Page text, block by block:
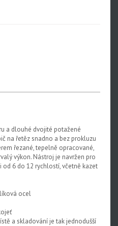
a dlouhé dvojité potažené
na řetěz snadno a bez prokluzu
řezané, tepelně opracované,
výkon. Nástroj je navržen pro
6 do 12 rychlostí, včetně kazet
ocel
a skladování je tak jednodušší